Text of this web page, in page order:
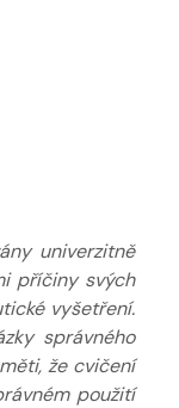
univerzitně
příčiny svých
vyšetření.
správného
že cvičení
použití